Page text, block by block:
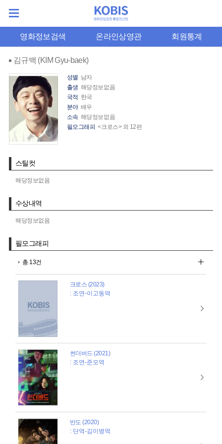
영화정보검색 온라인상영관 회원통계
김규백 (KIM Gyu-baek)
성별 남자
출생 해당정보없음
국적 한국
분야 배우
소속 해당정보없음
필모그래피 <크로스> 외 12편
스틸컷
해당정보없음
수상내역
해당정보없음
필모그래피
총 13건
크로스 (2023)
: 조연-이고동역
썬더버드 (2021)
: 조연-준모역
반도 (2020)
: 단역-김이병역